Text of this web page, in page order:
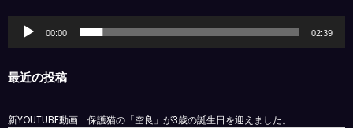
ー
ヤ
ー
00:00 02:39
最近の投稿
新YOUTUBE動画 保護猫の「空良」が3歳の誕生日を迎えました。